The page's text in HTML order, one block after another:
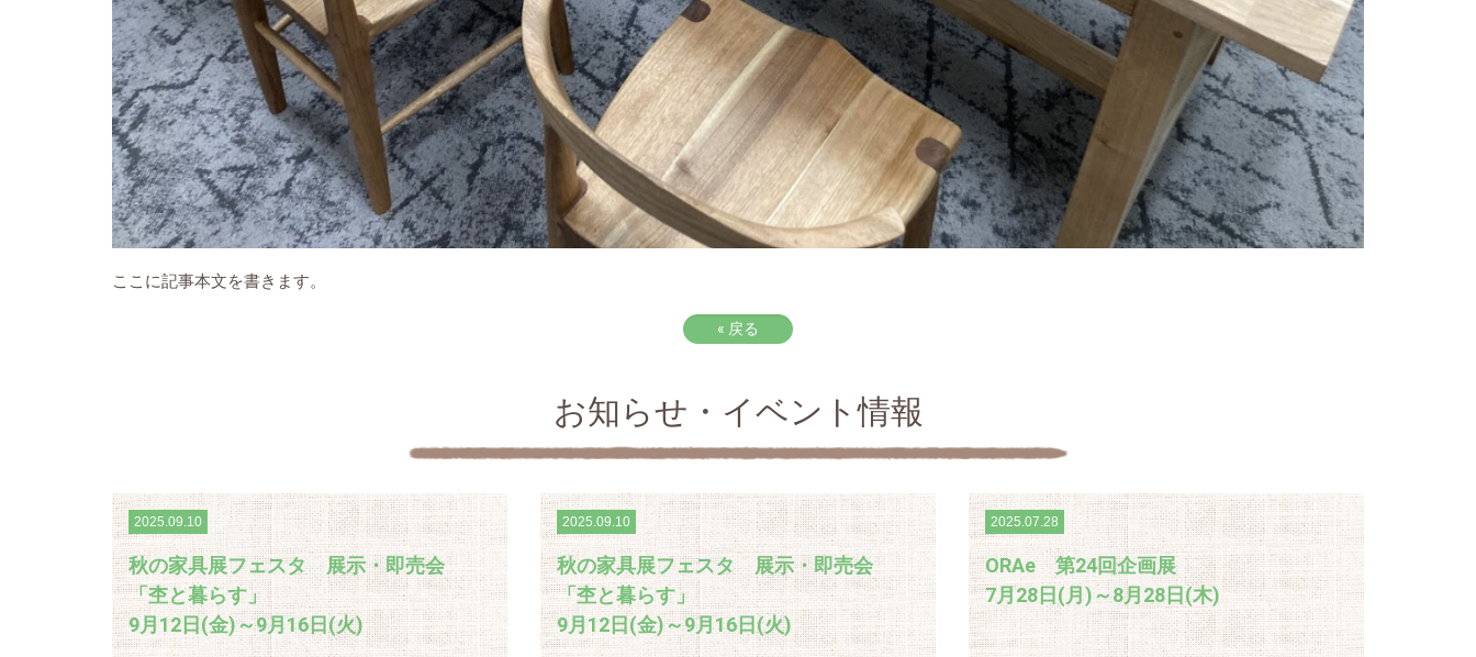
ここに記事本文を書きます。
« 戻る
お知らせ・イベント情報
2025.09.10
秋の家具展フェスタ 展示・即売会
「杢と暮らす」
9月12日(金)～9月16日(火)
2025.09.10
秋の家具展フェスタ 展示・即売会
「杢と暮らす」
9月12日(金)～9月16日(火)
2025.07.28
ORAe 第24回企画展
7月28日(月)～8月28日(木)